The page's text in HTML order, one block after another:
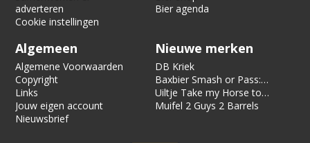
adverteren
Cookie instellingen
Bier agenda
Algemeen
Algemene Voorwaarden
Copyright
Links
Jouw eigen account
Nieuwsbrief
Nieuwe merken
DB Kriek
Baxbier Smash or Pass:
Strata
Uiltje Take my Horse to
the Hotel Room
Muifel 2 Guys 2 Barrels